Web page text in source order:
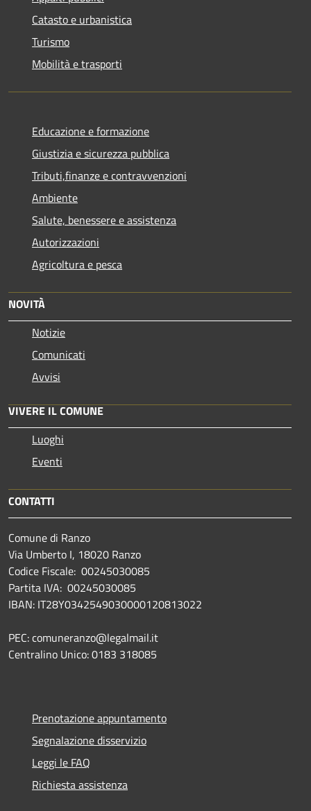
Catasto e urbanistica
Turismo
Mobilità e trasporti
Educazione e formazione
Giustizia e sicurezza pubblica
Tributi,finanze e contravvenzioni
Ambiente
Salute, benessere e assistenza
Autorizzazioni
Agricoltura e pesca
NOVITÀ
Notizie
Comunicati
Avvisi
VIVERE IL COMUNE
Luoghi
Eventi
CONTATTI
Comune di Ranzo
Via Umberto I, 18020 Ranzo
Codice Fiscale: 00245030085
Partita IVA: 00245030085
IBAN: IT28Y0342549030000120813022
PEC: comuneranzo@legalmail.it
Centralino Unico: 0183 318085
Prenotazione appuntamento
Segnalazione disservizio
Leggi le FAQ
Richiesta assistenza